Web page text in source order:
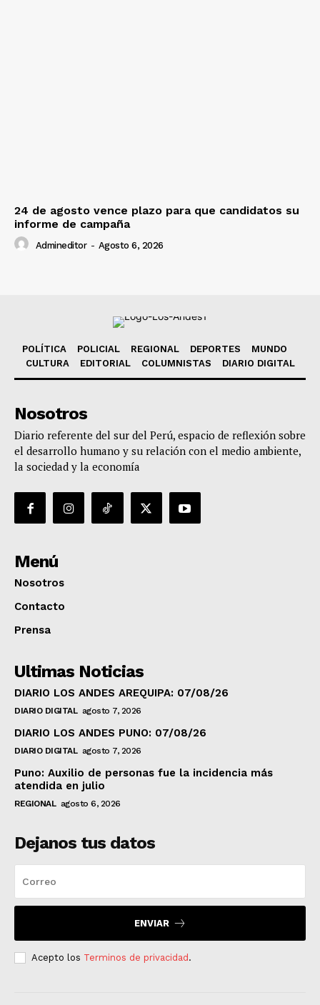
24 de agosto vence plazo para que candidatos su
informe de campaña
Admineditor - Agosto 6, 2026
POLÍTICA POLICIAL REGIONAL DEPORTES
MUNDO
CULTURA
EDITORIAL COLUMNISTAS DIARIO DIGITAL
Nosotros
Diario referente del sur del Perú, espacio de reflexión sobre
el desarrollo humano y su relación con el medio ambiente,
la sociedad y la economía
Menú
Nosotros
Contacto
Prensa
Ultimas Noticias
DIARIO LOS ANDES AREQUIPA: 07/08/26
DIARIO DIGITAL agosto 7, 2026
DIARIO LOS ANDES PUNO: 07/08/26
DIARIO DIGITAL agosto 7, 2026
Puno: Auxilio de personas fue la incidencia más
atendida en julio
REGIONAL agosto 6, 2026
Dejanos tus datos
ENVIAR
Acepto los Terminos de privacidad.